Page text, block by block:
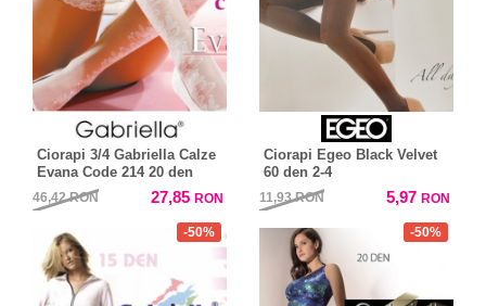
Ciorapi 3/4 Gabriella Calze
Evana Code 214 20 den
46,42RON 27,85 RON
Ciorapi Egeo Black Velvet
60 den 2-4
11,93RON 5,97 RON
-50% -50%